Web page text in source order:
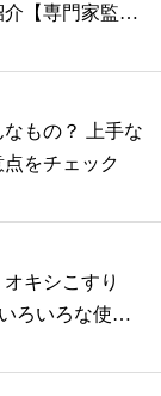
【専門家監
なもの？ 上手な
をチェック
キシこすり
ろいろな使